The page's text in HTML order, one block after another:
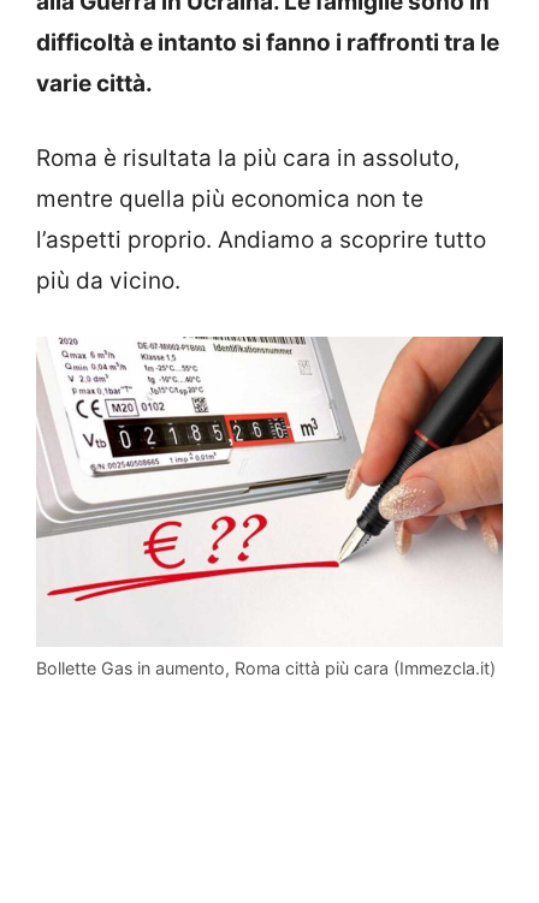
difficoltà e intanto si fanno i raffronti tra le
varie città.
Roma è risultata la più cara in assoluto,
mentre quella più economica non te
l’aspetti proprio. Andiamo a scoprire tutto
più da vicino.
Bollette Gas in aumento, Roma città più cara (Immezcla.it)